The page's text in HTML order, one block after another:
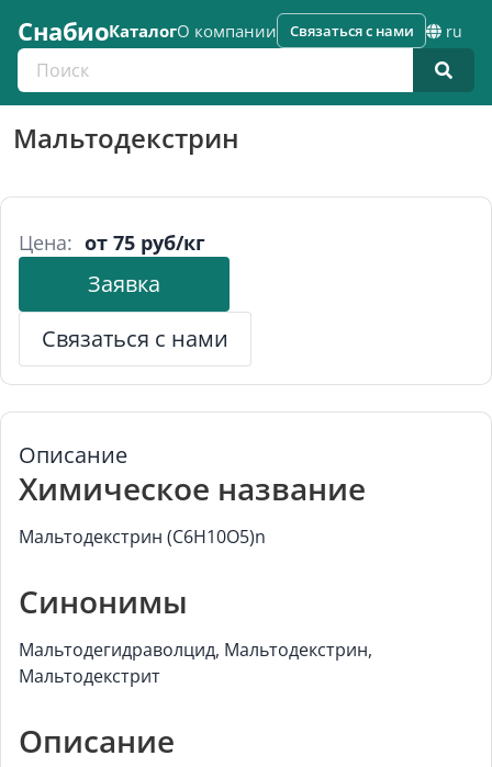
СнабиоКаталогО компании
Поиск по каталогу
Связаться с нами ru
Мальтодекстрин
Цена: от 75 руб/кг
Заявка
Связаться с нами
Описание
Химическое название
Мальтодекстрин (C6H10O5)n
Синонимы
Мальтодегидраволцид, Мальтодекстрин,
Мальтодекстрит
Описание